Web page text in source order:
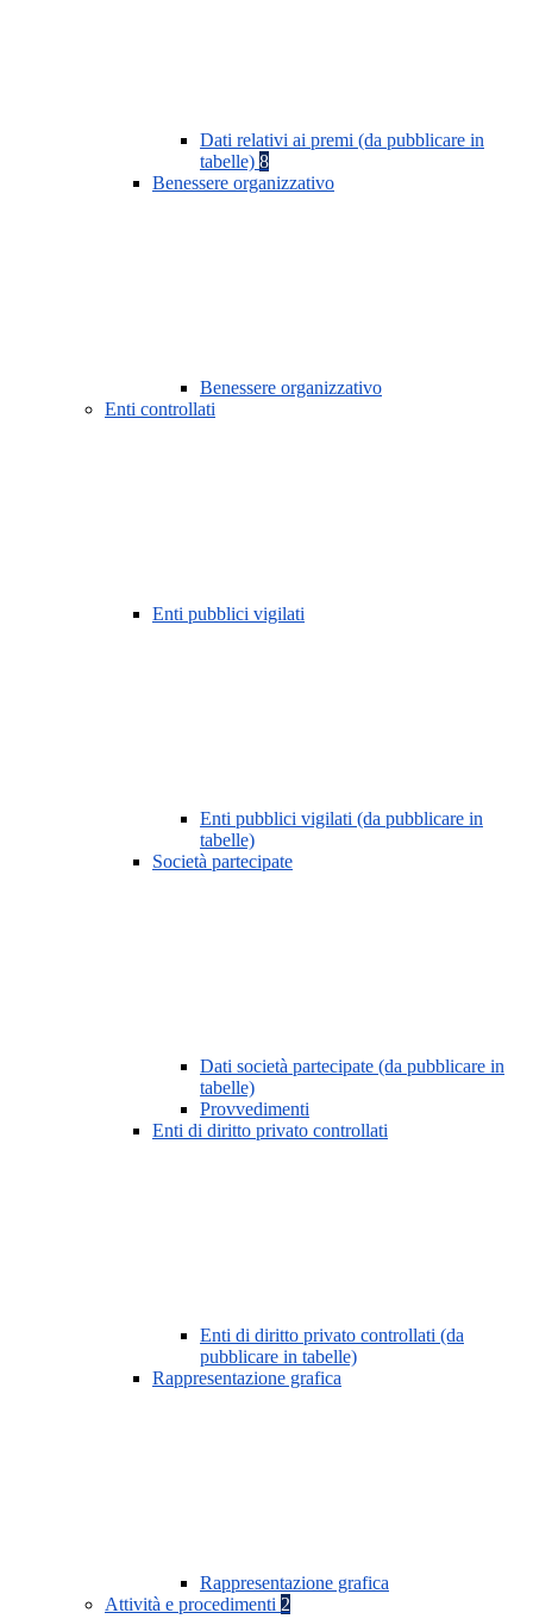
Dati relativi ai premi (da pubblicare in
tabelle) 8
Benessere organizzativo
Benessere organizzativo
Enti controllati
Enti pubblici vigilati
Enti pubblici vigilati (da pubblicare in
tabelle)
Società partecipate
Dati società partecipate (da pubblicare in
tabelle)
Provvedimenti
Enti di diritto privato controllati
Enti di diritto privato controllati (da
pubblicare in tabelle)
Rappresentazione grafica
Rappresentazione grafica
Attività e procedimenti 2